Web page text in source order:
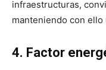
infraestructuras,
manteniendo con
4. Factor